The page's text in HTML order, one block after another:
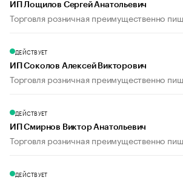
ИП Лощилов Сергей Анатольевич
Торговля розничная преимущественно
ДЕЙСТВУЕТ
ИП Соколов Алексей Викторович
Торговля розничная преимущественно
ДЕЙСТВУЕТ
ИП Смирнов Виктор Анатольевич
Торговля розничная преимущественно
ДЕЙСТВУЕТ